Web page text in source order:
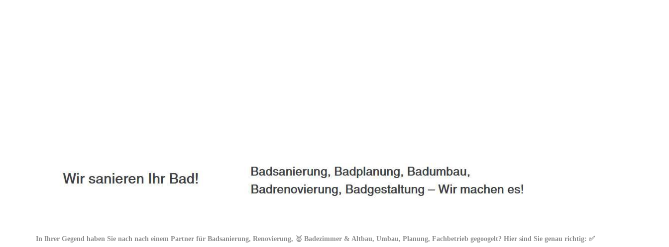
In Ihrer Gegend haben Sie nach nach einem Partner für Badsanierung, Renovierung, 🥇 Badezimmer & Altbau, Umbau, Planung, Fachbetrieb gegoogelt? Hier sind Sie genau richtig: ✅